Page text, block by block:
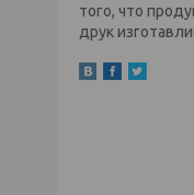
того, что
друк